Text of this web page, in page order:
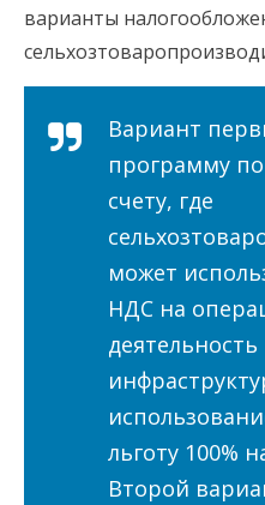
варианты
Вариант
программу
счету, где
может
НДС на
льготу 100%
Второй